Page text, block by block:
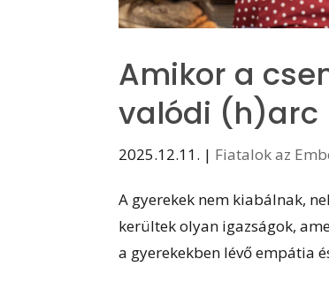
Amikor a
valódi (h)arc
2025.12.11. | Fiatalok az
A gyerekek nem kiabálnak,
kerültek olyan igazságok,
a gyerekekben lévő empátia